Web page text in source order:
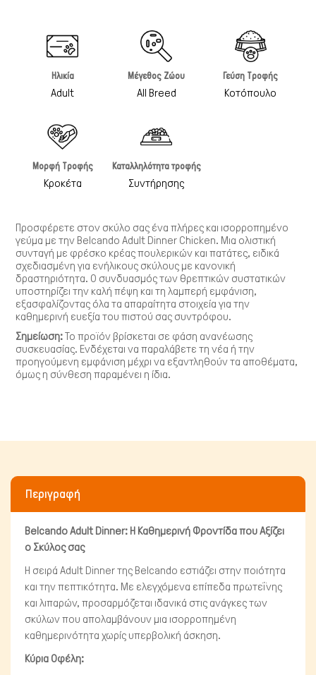
Πτηνά
Μικρά ζώα
Ηλικία
Adult
Μέγεθος Ζώου
All Breed
Γεύση Τροφής
Κοτόπουλο
Μορφή Τροφής
Κροκέτα
Καταλληλότητα τροφής
Συντήρησης
Προσφέρετε στον σκύλο σας ένα πλήρες και ισορροπημένο
γεύμα με την Belcando Adult Dinner Chicken. Μια ολιστική
συνταγή με φρέσκο κρέας πουλερικών και πατάτες, ειδικά
σχεδιασμένη για ενήλικους σκύλους με κανονική
δραστηριότητα. Ο συνδυασμός των θρεπτικών συστατικών
υποστηρίζει την καλή πέψη και τη λαμπερή εμφάνιση,
εξασφαλίζοντας όλα τα απαραίτητα στοιχεία για την
καθημερινή ευεξία του πιστού σας συντρόφου.
Σημείωση:Το προϊόν βρίσκεται σε φάση ανανέωσης
συσκευασίας. Ενδέχεται να παραλάβετε τη νέα ή την
προηγούμενη εμφάνιση μέχρι να εξαντληθούν τα αποθέματα,
όμως η σύνθεση παραμένει η ίδια.
Περιγραφή
Belcando Adult Dinner: Η Καθημερινή Φροντίδα που Αξίζει
ο Σκύλος σας
Η σειρά Adult Dinner της Belcando εστιάζει στην ποιότητα
και την πεπτικότητα. Με ελεγχόμενα επίπεδα πρωτεΐνης
και λιπαρών, προσαρμόζεται ιδανικά στις ανάγκες των
σκύλων που απολαμβάνουν μια ισορροπημένη
καθημερινότητα χωρίς υπερβολική άσκηση.
Κύρια Οφέλη: